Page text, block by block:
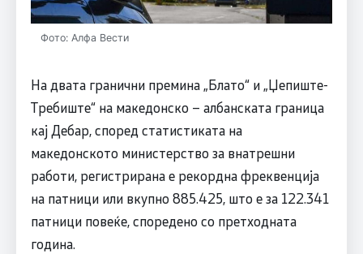
Фото: Алфа Вести
На двата гранични премина „Блато“ и „Џепиште-
Требиште“ на македонско – албанската граница
кај Дебар, според статистиката на
македонското министерство за внатрешни
работи, регистрирана е рекордна фреквенција
на патници или вкупно 885.425, што е за 122.341
патници повеќе, споредено со претходната
година.